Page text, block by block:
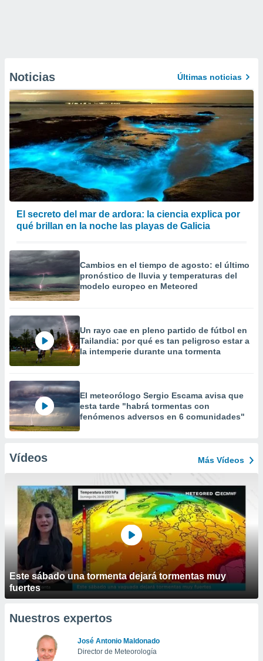
Noticias Últimas noticias
El secreto del mar de ardora: la ciencia explica por
qué brillan en la noche las playas de Galicia
Cambios en el tiempo de agosto: el último
pronóstico de lluvia y temperaturas del
modelo europeo en Meteored
Un rayo cae en pleno partido de fútbol en
Tailandia: por qué es tan peligroso estar a
la intemperie durante una tormenta
El meteorólogo Sergio Escama avisa que
esta tarde "habrá tormentas con
fenómenos adversos en 6 comunidades"
Vídeos Más Vídeos
Este sábado una tormenta dejará tormentas muy
fuertes
Nuestros expertos
José Antonio Maldonado
Director de Meteorología